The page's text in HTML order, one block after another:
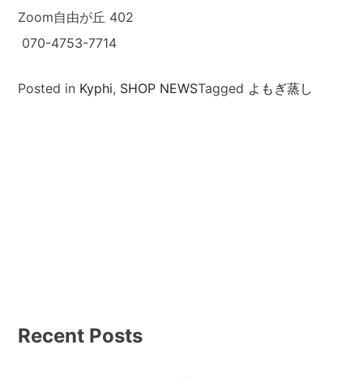
Zoom自由が丘 402
070-4753-7714
Posted in Kyphi, SHOP NEWSTagged よもぎ蒸し
Recent Posts